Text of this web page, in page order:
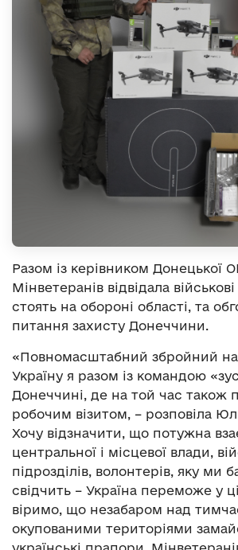
Разом із керівником Донецької
Мінветеранів відвідала
стоять на обороні області, та
питання захисту Донеччини.
«Повномасштабний збройний
Україну я разом із командою
Донеччині, де на той час також
робочим візитом, – розповіла
Хочу відзначити, що потужна
центральної і місцевої влади,
підрозділів, волонтерів, яку ми
свідчить – Україна переможе у
віримо, що незабаром над
окупованими територіями